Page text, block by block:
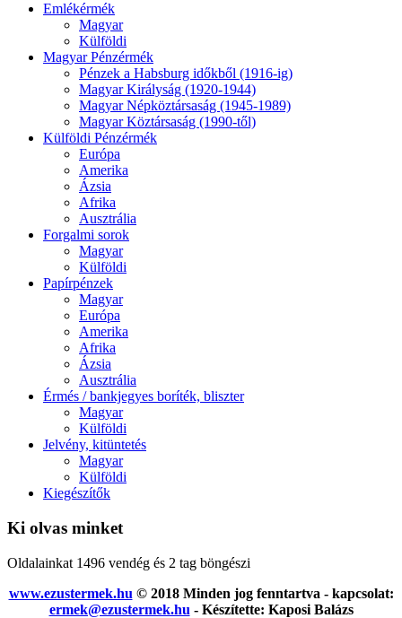
Emlékérmék
Magyar
Külföldi
Magyar Pénzérmék
Pénzek a Habsburg időkből (1916-ig)
Magyar Királyság (1920-1944)
Magyar Népköztársaság (1945-1989)
Magyar Köztársaság (1990-től)
Külföldi Pénzérmék
Európa
Amerika
Ázsia
Afrika
Ausztrália
Forgalmi sorok
Magyar
Külföldi
Papírpénzek
Magyar
Európa
Amerika
Afrika
Ázsia
Ausztrália
Érmés / bankjegyes boríték, bliszter
Magyar
Külföldi
Jelvény, kitüntetés
Magyar
Külföldi
Kiegészítők
Ki olvas minket
Oldalainkat 1496 vendég és 2 tag böngészi
www.ezustermek.hu © 2018 Minden jog fenntartva - kapcsolat:
ermek@ezustermek.hu - Készítette: Kaposi Balázs